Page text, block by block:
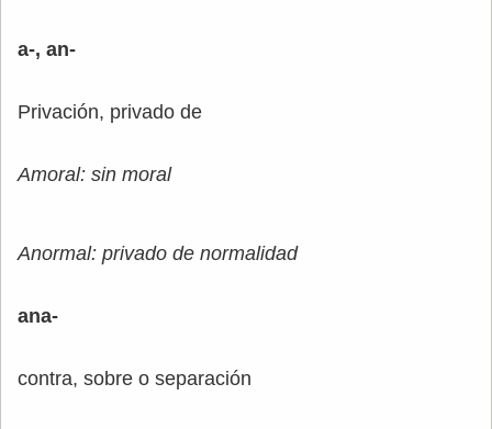
a-, an-
Privación, privado de
Amoral: sin moral
Anormal: privado de normalidad
ana-
contra, sobre o separación